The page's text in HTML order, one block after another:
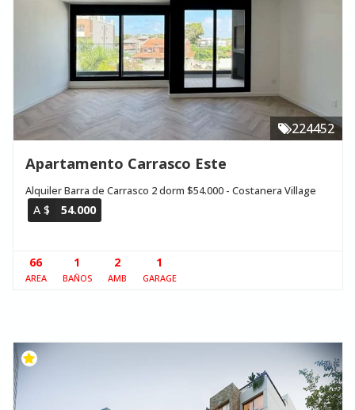
224452
Apartamento Carrasco Este
Alquiler Barra de Carrasco 2 dorm $54.000 - Costanera Village
A $ 54.000
66
AREA
1
BAÑOS
2
AMB
1
GARAGE